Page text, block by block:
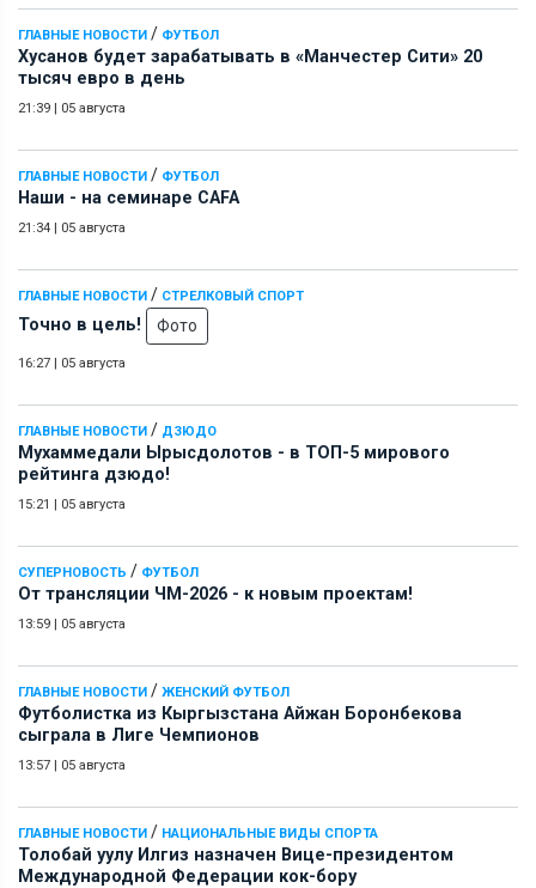
ГЛАВНЫЕ НОВОСТИ / ФУТБОЛ
Хусанов будет зарабатывать в «Манчестер Сити» 20
тысяч евро в день
21:39 | 05 августа
ГЛАВНЫЕ НОВОСТИ / ФУТБОЛ
Наши - на семинаре СAFA
21:34 | 05 августа
ГЛАВНЫЕ НОВОСТИ / СТРЕЛКОВЫЙ СПОРТ
Точно в цель! Фото
16:27 | 05 августа
ГЛАВНЫЕ НОВОСТИ / ДЗЮДО
Мухаммедали Ырысдолотов - в ТОП-5 мирового
рейтинга дзюдо!
15:21 | 05 августа
СУПЕРНОВОСТЬ / ФУТБОЛ
От трансляции ЧМ-2026 - к новым проектам!
13:59 | 05 августа
ГЛАВНЫЕ НОВОСТИ / ЖЕНСКИЙ ФУТБОЛ
Футболистка из Кыргызстана Айжан Боронбекова
сыграла в Лиге Чемпионов
13:57 | 05 августа
ГЛАВНЫЕ НОВОСТИ / НАЦИОНАЛЬНЫЕ ВИДЫ СПОРТА
Толобай уулу Илгиз назначен Вице-президентом
Международной Федерации кок-бору